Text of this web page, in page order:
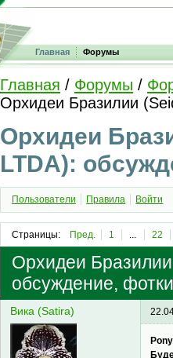
Главная Форумы
Главная / Форумы /
Орхидеи Бразилии
Орхидеи
LTDA):
Пользователи Правила Войти
Страницы: Пред. 1 ... 22
Орхидеи
обсуждение,
Вика (Satira)